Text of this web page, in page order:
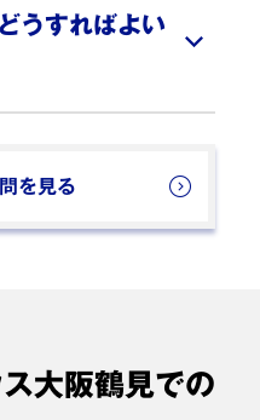
たのに素早い対応ありが
験だったので不安だった
葬
した。私たちの時もお願
頂きました。スタッフの
うすればよい
を見る
大阪鶴見での